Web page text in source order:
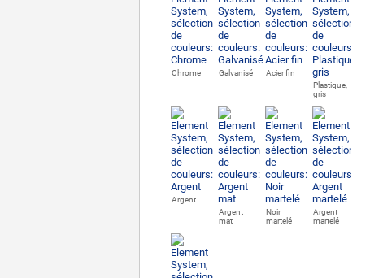
Chrome Galvanisé
Acier fin
Plastique,
gris
Argent
Argent
mat
Noir
martelé
Argent
martelé